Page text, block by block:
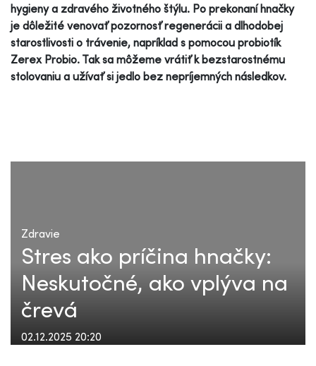
hygieny a zdravého životného štýlu. Po prekonaní hnačky
je dôležité venovať pozornosť regenerácii a dlhodobej
starostlivosti o trávenie, napríklad s pomocou probiotík
Zerex Probio. Tak sa môžeme vrátiť k bezstarostnému
stolovaniu a užívať si jedlo bez nepríjemných následkov.
Zdravie
Stres ako príčina hnačky:
Neskutočné, ako vplýva na
črevá
02.12.2025 20:20